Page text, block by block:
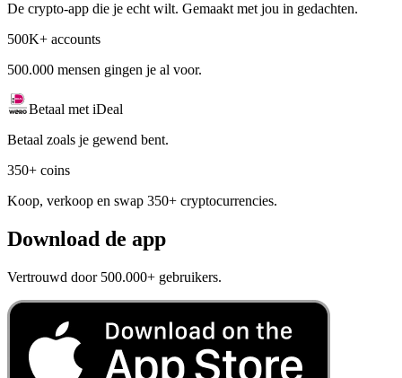
De crypto-app die je echt wilt. Gemaakt met jou in gedachten.
500K+ accounts
500.000 mensen gingen je al voor.
Betaal met iDeal
Betaal zoals je gewend bent.
350+ coins
Koop, verkoop en swap 350+ cryptocurrencies.
Download de app
Vertrouwd door 500.000+ gebruikers.